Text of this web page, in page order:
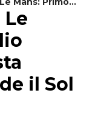
Festa Aprilia E
Le
il Sol